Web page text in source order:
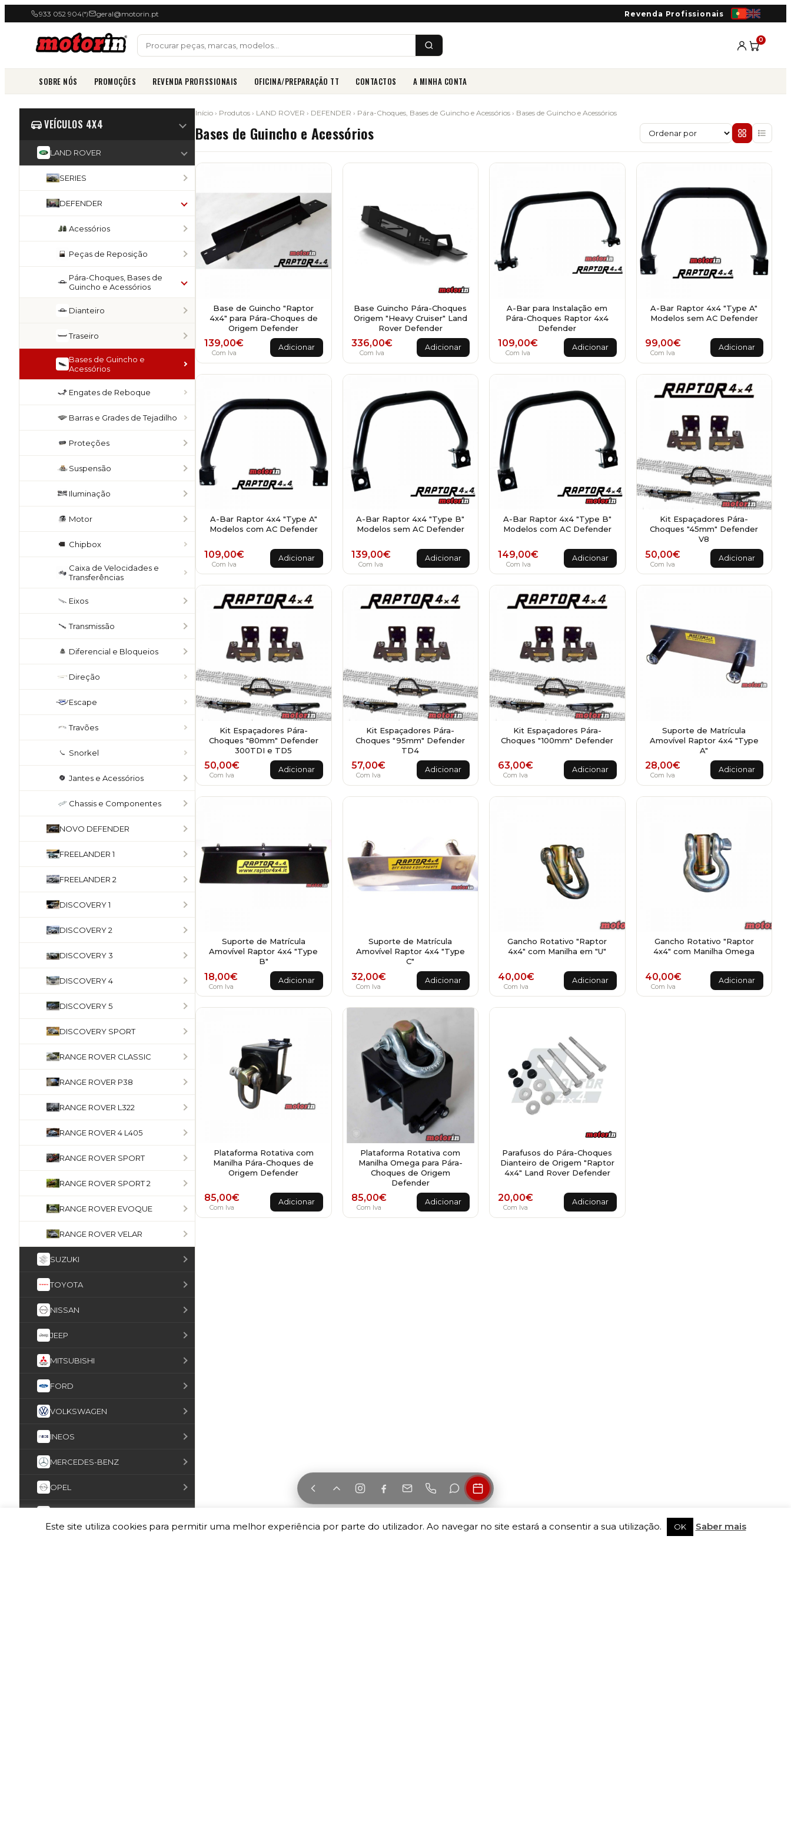
933 052 904(*) geral@motorin.pt Revenda Profissionais
0
SOBRE NÓS PROMOÇÕES REVENDA PROFISSIONAIS OFICINA/PREPARAÇÃO TT CONTACTOS A MINHA CONTA
VEÍCULOS 4X4
LAND ROVER
SERIES
DEFENDER
Acessórios
Peças de Reposição
Pára-Choques, Bases de
Guincho e Acessórios
Dianteiro
Traseiro
Bases de Guincho e
Acessórios
Engates de Reboque
Barras e Grades de Tejadilho
Proteções
Suspensão
Iluminação
Motor
Chipbox
Caixa de Velocidades e
Transferências
Eixos
Transmissão
Diferencial e Bloqueios
Direção
Escape
Travões
Snorkel
Jantes e Acessórios
Chassis e Componentes
NOVO DEFENDER
FREELANDER 1
FREELANDER 2
DISCOVERY 1
DISCOVERY 2
DISCOVERY 3
DISCOVERY 4
DISCOVERY 5
DISCOVERY SPORT
RANGE ROVER CLASSIC
RANGE ROVER P38
RANGE ROVER L322
RANGE ROVER 4 L405
RANGE ROVER SPORT
RANGE ROVER SPORT 2
RANGE ROVER EVOQUE
RANGE ROVER VELAR
SUZUKI
TOYOTA
NISSAN
JEEP
MITSUBISHI
FORD
VOLKSWAGEN
INEOS
MERCEDES-BENZ
OPEL
Início › Produtos › LAND ROVER › DEFENDER › Pára-Choques, Bases de Guincho e Acessórios › Bases de Guincho e Acessórios
Bases de Guincho e Acessórios
Base de Guincho "Raptor
4x4" para Pára-Choques de
Origem Defender
139,00€
Com Iva
Adicionar
Base Guincho Pára-Choques
Origem "Heavy Cruiser" Land
Rover Defender
336,00€
Com Iva
Adicionar
A-Bar para Instalação em
Pára-Choques Raptor 4x4
Defender
109,00€
Com Iva
Adicionar
A-Bar Raptor 4x4 "Type A"
Modelos sem AC Defender
99,00€
Com Iva
Adicionar
A-Bar Raptor 4x4 "Type A"
Modelos com AC Defender
109,00€
Com Iva
Adicionar
A-Bar Raptor 4x4 "Type B"
Modelos sem AC Defender
139,00€
Com Iva
Adicionar
A-Bar Raptor 4x4 "Type B"
Modelos com AC Defender
149,00€
Com Iva
Adicionar
Kit Espaçadores Pára-
Choques "45mm" Defender
V8
50,00€
Com Iva
Adicionar
Kit Espaçadores Pára-
Choques "80mm" Defender
300TDI e TD5
50,00€
Com Iva
Adicionar
Kit Espaçadores Pára-
Choques "95mm" Defender
TD4
57,00€
Com Iva
Adicionar
Kit Espaçadores Pára-
Choques "100mm" Defender
63,00€
Com Iva
Adicionar
Suporte de Matrícula
Amovível Raptor 4x4 "Type
A"
28,00€
Com Iva
Adicionar
Suporte de Matrícula
Amovível Raptor 4x4 "Type
B"
18,00€
Com Iva
Adicionar
Suporte de Matrícula
Amovível Raptor 4x4 "Type
C"
32,00€
Com Iva
Adicionar
Gancho Rotativo "Raptor
4x4" com Manilha em "U"
40,00€
Com Iva
Adicionar
Gancho Rotativo "Raptor
4x4" com Manilha Omega
40,00€
Com Iva
Adicionar
Plataforma Rotativa com
Manilha Pára-Choques de
Origem Defender
85,00€
Com Iva
Adicionar
Plataforma Rotativa com
Manilha Omega para Pára-
Choques de Origem
Defender
85,00€
Com Iva
Adicionar
Parafusos do Pára-Choques
Dianteiro de Origem "Raptor
4x4" Land Rover Defender
20,00€
Com Iva
Adicionar
Este site utiliza cookies para permitir uma melhor experiência por parte do utilizador. Ao navegar no site estará a consentir a sua utilização. OK Saber mais